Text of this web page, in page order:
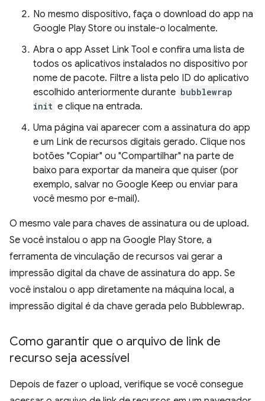
No mesmo dispositivo, faça o download do app na
Google Play Store ou instale-o localmente.
Abra o app Asset Link Tool e confira uma lista de
todos os aplicativos instalados no dispositivo por
nome de pacote. Filtre a lista pelo ID do aplicativo
escolhido anteriormente durante bubblewrap
init e clique na entrada.
Uma página vai aparecer com a assinatura do app
e um Link de recursos digitais gerado. Clique nos
botões "Copiar" ou "Compartilhar" na parte de
baixo para exportar da maneira que quiser (por
exemplo, salvar no Google Keep ou enviar para
você mesmo por e-mail).
O mesmo vale para chaves de assinatura ou de upload.
Se você instalou o app na Google Play Store, a
ferramenta de vinculação de recursos vai gerar a
impressão digital da chave de assinatura do app. Se
você instalou o app diretamente na máquina local, a
impressão digital é da chave gerada pelo Bubblewrap.
Como garantir que o arquivo de link de
recurso seja acessível
Depois de fazer o upload, verifique se você consegue